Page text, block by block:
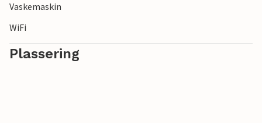
Vaskemaskin
WiFi
Plassering